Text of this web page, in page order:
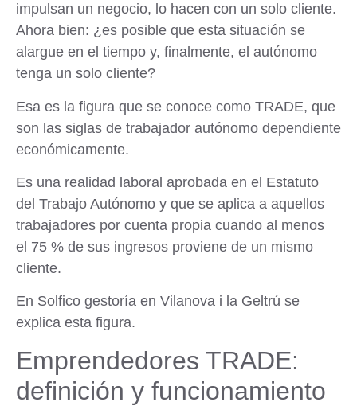
impulsan un negocio, lo hacen con un solo cliente.
Ahora bien: ¿es posible que esta situación se
alargue en el tiempo y, finalmente, el autónomo
tenga un solo cliente?
Esa es la figura que se conoce como TRADE, que
son las siglas de trabajador autónomo dependiente
económicamente.
Es una realidad laboral aprobada en el Estatuto
del Trabajo Autónomo y que se aplica a aquellos
trabajadores por cuenta propia cuando al menos
el 75 % de sus ingresos proviene de un mismo
cliente.
En Solfico gestoría en Vilanova i la Geltrú se
explica esta figura.
Emprendedores TRADE:
definición y funcionamiento